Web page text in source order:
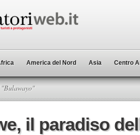
America del Nord Asia Centro
"Bulawayo"
il paradiso